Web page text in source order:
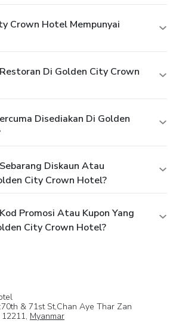
Crown Hotel Mempunyai
Di Golden City Crown
Disediakan Di Golden
Diskaun Atau
City Crown Hotel?
Promosi Atau Kupon Yang
City Crown Hotel?
& 71st St,Chan Aye Thar Zan
12211, Myanmar